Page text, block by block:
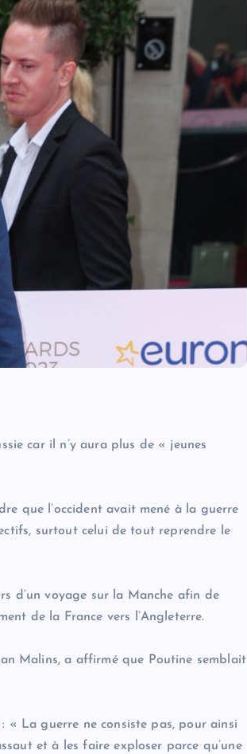
car il n’y aura plus de « jeunes
que l’occident avait mené à la guerre
surtout celui de tout reprendre le
d’un voyage sur la Manche afin de
de la France vers l’Angleterre.
Malins, a affirmé que Poutine semblait
« La guerre ne consiste pas, pour ainsi
et à les faire exploser parce qu’une